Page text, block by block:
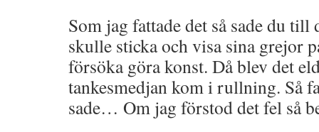
Som jag fattade det så sade du till
skulle sticka och visa sina grejor
försöka göra konst. Då blev det
tankesmedjan kom i rullning. Så
sade… Om jag förstod det fel så